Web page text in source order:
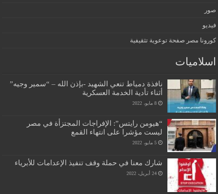
صور
فيديو
كورونا مصر صفحة توعوية تثقيفية
اسلاميات
نافذة دمياط تنعي الشهيد -بإذن الله – “سمير وجيه”
أثناء تأدية الخدمة العسكرية
8 مايو، 2022
“هيومن رايتس”: الإفراجات المجتزأة في مصر
ليست مؤشرا على انتهاء القمع
5 مايو، 2022
شارك معنا في حملة وقف تنفيذ الإعدامات للأبرياء
24 أبريل، 2022